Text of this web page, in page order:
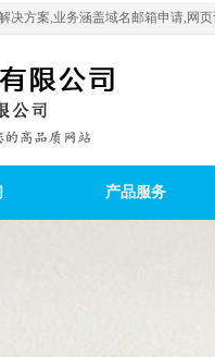
方案,业务涵盖域名邮箱申请,网
产品服务